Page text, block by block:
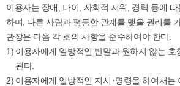
이용자는 장애, 나이, 사회적 지위, 경력 등에
하며, 다른 사람과 평등한 관계를 맺을 권리를
관장은 다음 각 호의 사항을 준수하여야 한다.
이용자에게 일방적인 반말과 원하지 않는 호
된다.
이용자에게 일방적인 지시･명령을 하여서는